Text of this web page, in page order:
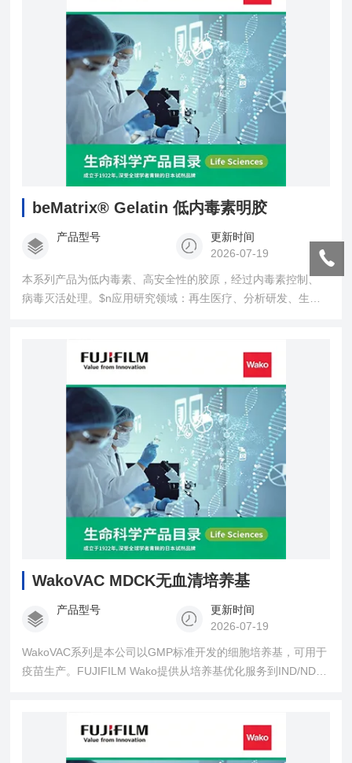
beMatrix® Gelatin 低内毒素明胶
产品型号
更新时间
2026-07-19
本系列产品为低内毒素、高安全性的胶原，经过内毒素控制、
病毒灭活处理。$n应用研究领域：再生医疗、分析研发、生物
WakoVAC MDCK无血清培养基
产品型号
更新时间
2026-07-19
WakoVAC系列是本公司以GMP标准开发的细胞培养基，可用于
疫苗生产。FUJIFILM Wako提供从培养基优化服务到IND/NDA